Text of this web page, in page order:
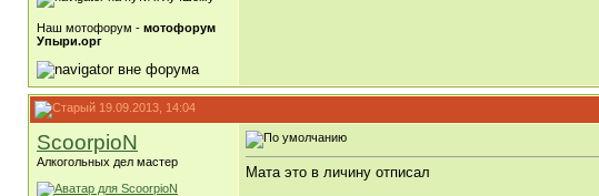
Наш мотофорум - мотофорум
Упыри.орг
19.09.2013, 14:04
ScoorpioN
Алкогольных дел мастер
Мата это в личину отписал